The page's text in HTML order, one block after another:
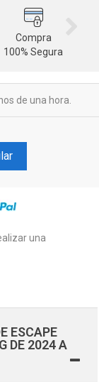
Compra
100% Segura
de una hora.
una
ESCAPE
DE 2024 A